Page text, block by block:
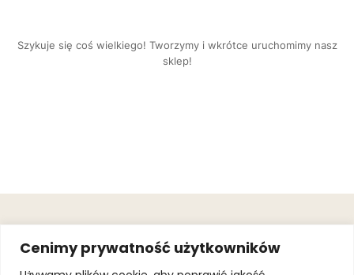
Cenimy prywatność użytkowników
Szykuje się coś wielkiego! Tworzymy i wkrótce uruchomimy nasz
sklep!
JOIN OUR
MAILING
OBSŁUGA
KLIENTA
Gwarancja
.
.